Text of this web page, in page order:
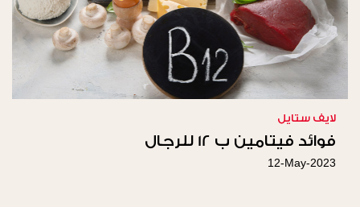
لايف ستايل
فوائد فيتامين ب 12 للرجال
12-May-2023